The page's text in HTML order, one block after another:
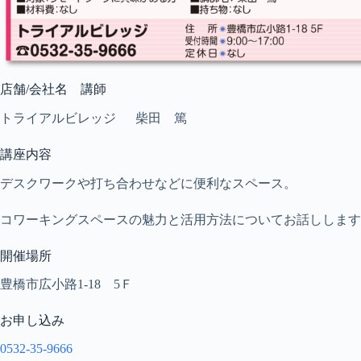
店舗/会社名 講師
トライアルビレッジ 柴田 篤
講座内容
デスクワークや打ち合わせなどに便利なスペース。
コワーキングスペースの魅力と活用方法についてお話ししま
開催場所
豊橋市広小路1-18 5Ｆ
お申し込み
0532-35-9666